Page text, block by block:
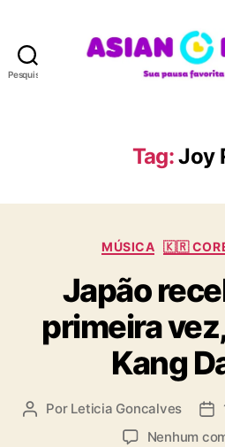
Pesquisar
A
N
R
A
Tag:Joy
C
t
e
g
o
r
i
a
s
MÚSICA 🇰🇷
Japão
primeira
Kang
A Por Leticia Goncalves
D
Nenhum